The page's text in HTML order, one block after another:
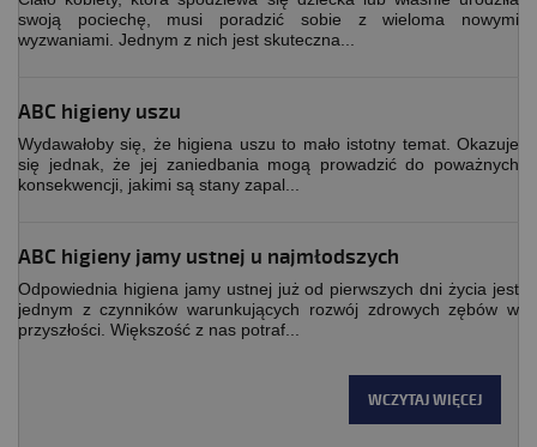
swoją pociechę, musi poradzić sobie z wieloma nowymi
wyzwaniami. Jednym z nich jest skuteczna...
ABC higieny uszu
Wydawałoby się, że higiena uszu to mało istotny temat. Okazuje
się jednak, że jej zaniedbania mogą prowadzić do poważnych
konsekwencji, jakimi są stany zapal...
ABC higieny jamy ustnej u najmłodszych
Odpowiednia higiena jamy ustnej już od pierwszych dni życia jest
jednym z czynników warunkujących rozwój zdrowych zębów w
przyszłości. Większość z nas potraf...
WCZYTAJ WIĘCEJ